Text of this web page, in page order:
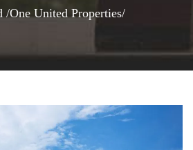
/One United Properties/